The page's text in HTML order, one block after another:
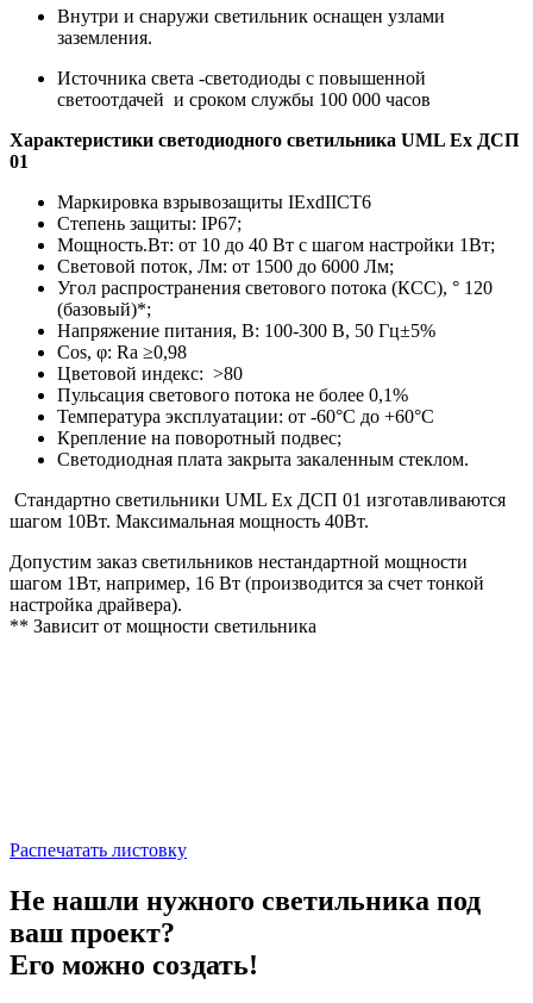
Внутри и снаружи светильник оснащен узлами
заземления.
Источника света -светодиоды с повышенной
светоотдачей и сроком службы 100 000 часов
Характеристики светодиодного светильника UML Ex ДСП
01
Маркировка взрывозащиты IExdIICT6
Степень защиты: IP67;
Мощность.Вт: от 10 до 40 Вт с шагом настройки 1Вт;
Световой поток, Лм: от 1500 до 6000 Лм;
Угол распространения светового потока (КСС), ° 120
(базовый)*;
Напряжение питания, В: 100-300 В, 50 Гц±5%
Cos, φ: Ra ≥0,98
Цветовой индекс: >80
Пульсация светового потока не более 0,1%
Температура эксплуатации: от -60°С до +60°С
Крепление на поворотный подвес;
Светодиодная плата закрыта закаленным стеклом.
Стандартно светильники UML Ex ДСП 01 изготавливаются
шагом 10Вт. Максимальная мощность 40Вт.
Допустим заказ светильников нестандартной мощности
шагом 1Вт, например, 16 Вт (производится за счет тонкой
настройка драйвера).
** Зависит от мощности светильника
Распечатать листовку
Не нашли нужного светильника под
ваш проект?
Его можно создать!